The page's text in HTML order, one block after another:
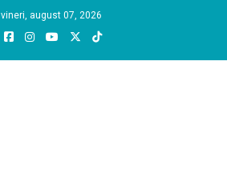
vineri, august 07, 2026